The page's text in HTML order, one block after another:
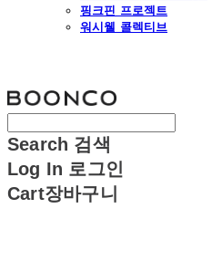
핑크핀 프로젝트
워시웰 콜렉티브
Search 검색
Log In 로그인
Cart장바구니